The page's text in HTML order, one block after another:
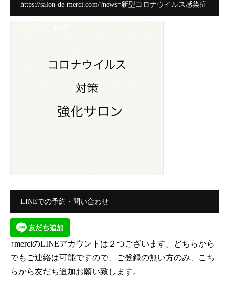
https://salon-de-merci.com/?news=新型コロナウイルス感染症
LINEでの予約・問い合わせ
↑merciのLINEアカウントは２つございます。どちらから
でもご連絡は可能ですので、ご登録の無い方のみ、こち
らから友だち追加お願い致します。